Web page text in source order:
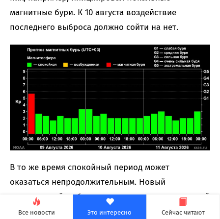
Все новости Это интересно Сейчас читают
магнитные бури. К 10 августа воздействие
последнего выброса должно сойти на нет.
В то же время спокойный период может
оказаться непродолжительным. Новый
корональный выброс массы, зарегистрированный
8 августа, движется таким образом, что его